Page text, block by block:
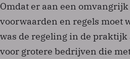
Omdat er aan een
voorwaarden en regels moet
was de regeling in de
voor grotere bedrijven die